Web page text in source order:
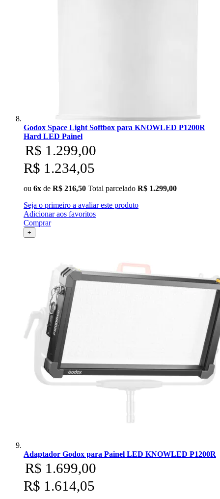
Godox Space Light Softbox para KNOWLED P1200R
Hard LED Painel
R$ 1.299,00
R$ 1.234,05
ou 6x de R$ 216,50 Total parcelado R$ 1.299,00
Seja o primeiro a avaliar este produto
Adicionar aos favoritos
Comprar
+
Adaptador Godox para Painel LED KNOWLED P1200R
R$ 1.699,00
R$ 1.614,05